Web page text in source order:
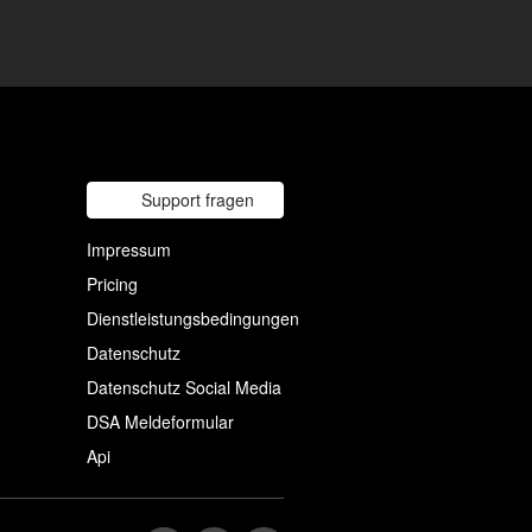
Support fragen
Impressum
Pricing
Dienstleistungsbedingungen
Datenschutz
Datenschutz Social Media
DSA Meldeformular
Api